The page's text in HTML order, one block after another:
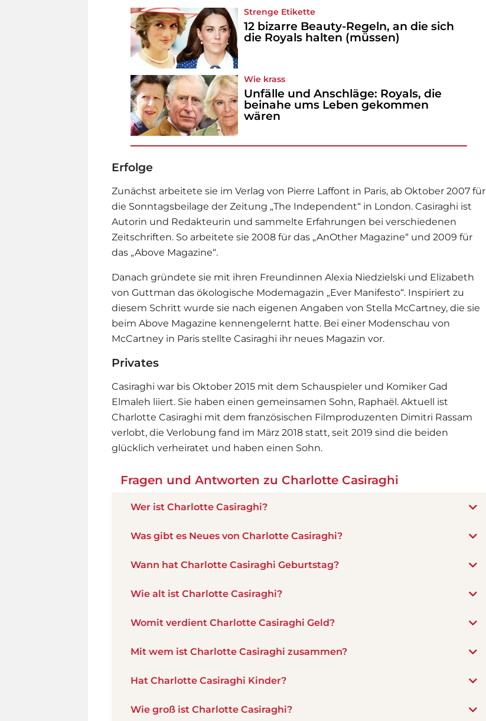
Strenge Etikette
12 bizarre Beauty-Regeln, an die sich
die Royals halten (müssen)
Wie krass
Unfälle und Anschläge: Royals, die
beinahe ums Leben gekommen
wären
Erfolge
Zunächst arbeitete sie im Verlag von Pierre Laffont in Paris, ab Oktober 2007 für
die Sonntagsbeilage der Zeitung „The Independent“ in London. Casiraghi ist
Autorin und Redakteurin und sammelte Erfahrungen bei verschiedenen
Zeitschriften. So arbeitete sie 2008 für das „AnOther Magazine“ und 2009 für
das „Above Magazine“.
Danach gründete sie mit ihren Freundinnen Alexia Niedzielski und Elizabeth
von Guttman das ökologische Modemagazin „Ever Manifesto“. Inspiriert zu
diesem Schritt wurde sie nach eigenen Angaben von Stella McCartney, die sie
beim Above Magazine kennengelernt hatte. Bei einer Modenschau von
McCartney in Paris stellte Casiraghi ihr neues Magazin vor.
Privates
Casiraghi war bis Oktober 2015 mit dem Schauspieler und Komiker Gad
Elmaleh liiert. Sie haben einen gemeinsamen Sohn, Raphaël. Aktuell ist
Charlotte Casiraghi mit dem französischen Filmproduzenten Dimitri Rassam
verlobt, die Verlobung fand im März 2018 statt, seit 2019 sind die beiden
glücklich verheiratet und haben einen Sohn.
Fragen und Antworten zu Charlotte Casiraghi
Wer ist Charlotte Casiraghi?
Was gibt es Neues von Charlotte Casiraghi?
Wann hat Charlotte Casiraghi Geburtstag?
Wie alt ist Charlotte Casiraghi?
Womit verdient Charlotte Casiraghi Geld?
Mit wem ist Charlotte Casiraghi zusammen?
Hat Charlotte Casiraghi Kinder?
Wie groß ist Charlotte Casiraghi?